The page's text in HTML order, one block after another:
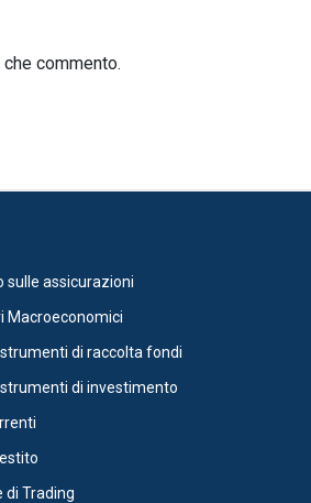
commento.
sulle assicurazioni
Macroeconomici
di raccolta fondi
di investimento
di Trading